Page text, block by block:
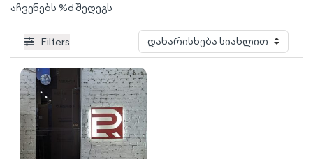
აჩვენებს %d შედეგს
Filters